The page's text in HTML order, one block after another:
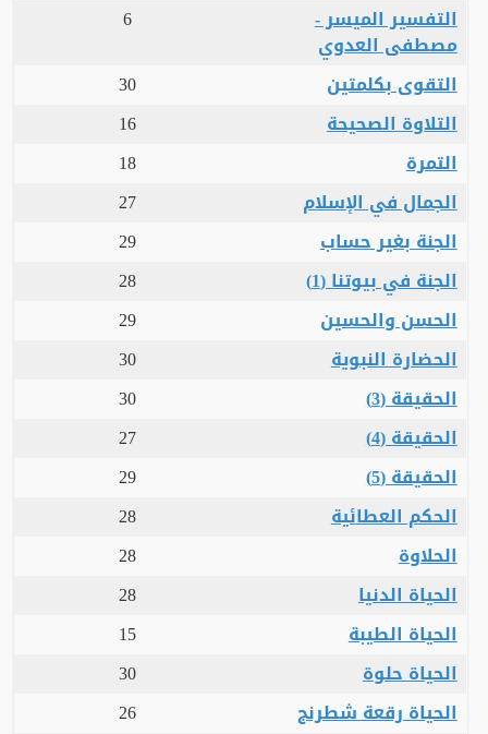
التفسير الميسر -
مصطفى العدوي
6
التقوى بكلمتين
30
التلاوة الصحيحة
16
التمرة
18
الجمال في الإسلام
27
الجنة بغير حساب
29
الجنة في بيوتنا (1)
28
الحسن والحسين
29
الحضارة النبوية
30
الحقيقة (3)
30
الحقيقة (4)
27
الحقيقة (5)
29
الحكم العطائية
28
الحلاوة
28
الحياة الدنيا
28
الحياة الطيبة
15
الحياة حلوة
30
الحياة رقعة شطرنج
26